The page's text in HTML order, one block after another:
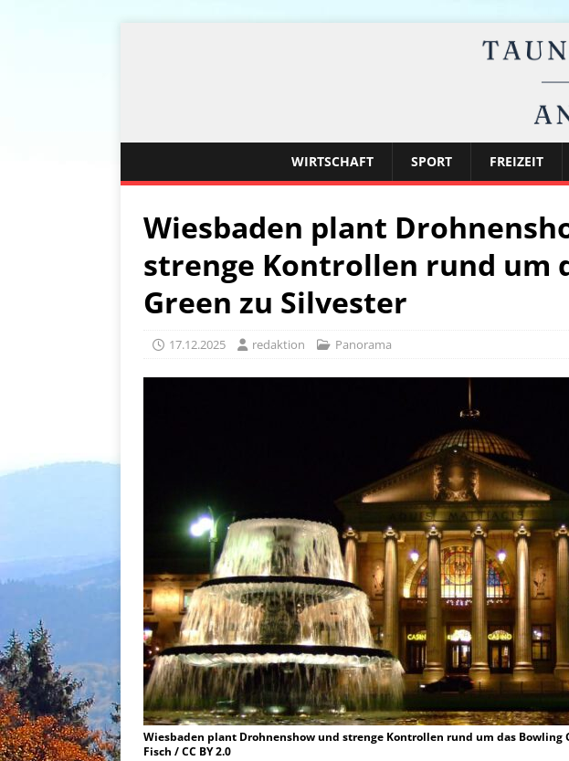
WIRTSCHAFT SPORT FREIZEIT
Wiesbaden plant
strenge Kontrollen rund um
Green zu Silvester
17.12.2025 redaktion Panorama
Wiesbaden plant Drohnenshow und strenge Kontrollen rund um das Bowling
Fisch / CC BY 2.0